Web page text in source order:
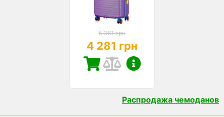
5 351 грн
4 281 грн
Распродажа чемоданов